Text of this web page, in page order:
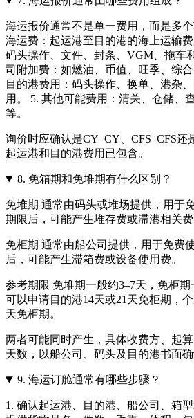
海运报价通常不是单一费用，而是多
海运费：起运港至目的港的海上运输费
码头操作、文件、封条、VGM、拖车
司附加费：如燃油、币值、旺季、综
目的港费用：码头操作、换单、港杂
用。 5. 其他可能费用：清关、仓储、
等。
询价时应确认是CY–CY、CFS–CFS还
起运港和目的港费用已包含。
8. 免箱期和免堆期有什么区别？
免堆期 通常由码头或堆场提供，用于
期限后，可能产生堆存费或滞港相关费
免柜期 通常由船公司提供，用于免费
后，可能产生滞箱费或设备使用费。
参考期限 免堆期一般约3–7天，免柜
可以申请目的港14天或21天免柜期，
天免柜期。
两者可能同时产生，具体收费方、起
天数，以船公司、码头及目的港书面确
9. 海运订舱通常有哪些步骤？
1. 确认起运港、目的港、船公司、箱